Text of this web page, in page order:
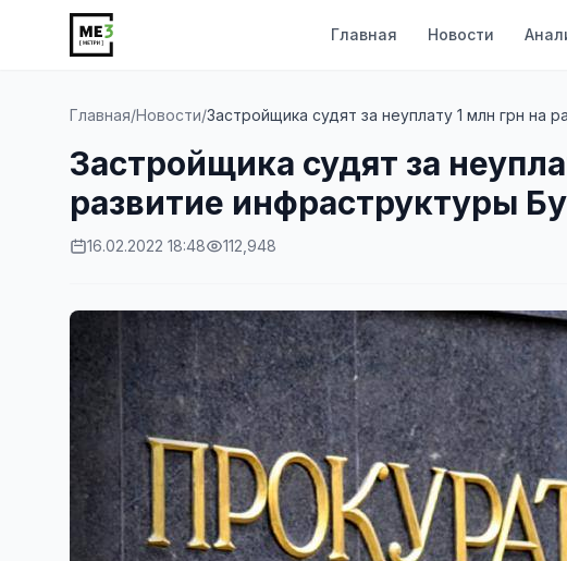
Главная Новости
Главная/Новости/Застройщика судят за неуплату 1 млн грн на
Застройщика судят за
развитие инфраструктуры
16.02.2022 18:48 112,948